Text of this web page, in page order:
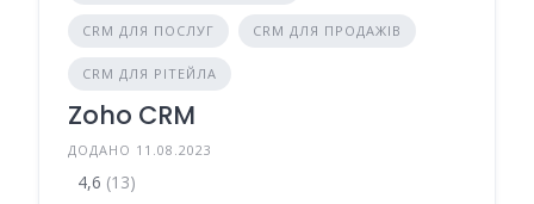
CRM ДЛЯ ПОСЛУГ CRM ДЛЯ ПРОДАЖІВ
CRM ДЛЯ РІТЕЙЛА
Zoho CRM
ДОДАНО 11.08.2023
4,6 (13)